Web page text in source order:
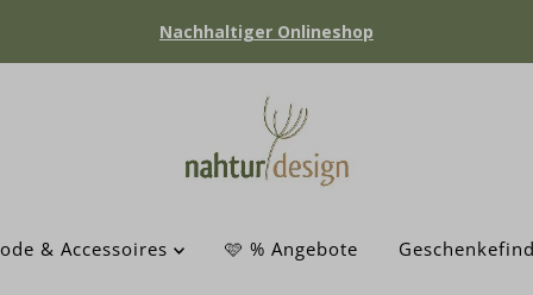
Nachhaltiger Onlineshop
& Accessoires 🩷 % Angebote